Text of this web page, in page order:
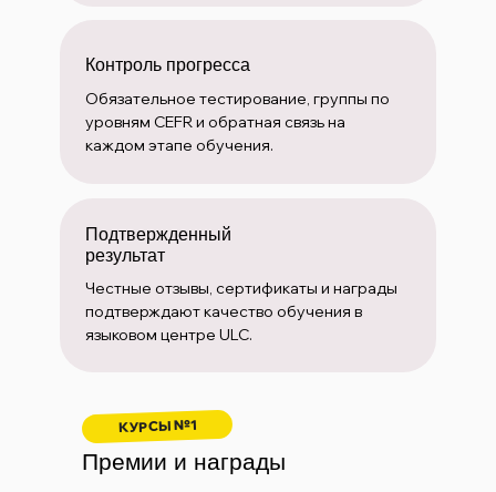
Премии и награды
Обязательное тестирование, группы по
уровням CEFR и обратная связь на
каждом этапе обучения.
Честные отзывы, сертификаты и награды
подтверждают качество обучения в
языковом центре ULC.
Контроль прогресса
Подтвержденный
результат
КУРСЫ №1